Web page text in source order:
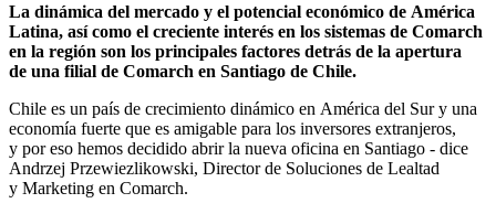
La dinámica del mercado y el potencial económico de América
Latina, así como el creciente interés en los sistemas de Comarch
en la región son los principales factores detrás de la apertura
de una filial de Comarch en Santiago de Chile.
Chile es un país de crecimiento dinámico en América del Sur y una
economía fuerte que es amigable para los inversores extranjeros,
y por eso hemos decidido abrir la nueva oficina en Santiago - dice
Andrzej Przewiezlikowski, Director de Soluciones de Lealtad
y Marketing en Comarch.